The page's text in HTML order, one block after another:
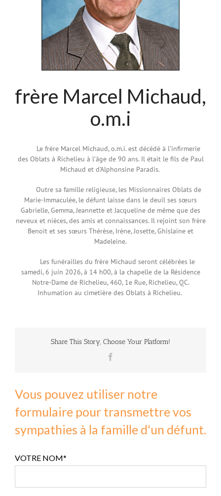
frère Marcel Michaud,
o.m.i
Le frère Marcel Michaud, o.m.i. est décédé à l’infirmerie
des Oblats à Richelieu à l’âge de 90 ans. Il était le fils de Paul
Michaud et d’Alphonsine Paradis.
Outre sa famille religieuse, les Missionnaires Oblats de
Marie-Immaculée, le défunt laisse dans le deuil ses sœurs
Gabrielle, Gemma, Jeannette et Jacqueline de même que des
neveux et nièces, des amis et connaissances. Il rejoint son frère
Benoit et ses sœurs Thérèse, Irène, Josette, Ghislaine et
Madeleine.
Les funérailles du frère Michaud seront célébrées le
samedi, 6 juin 2026, à 14 h00, à la chapelle de la Résidence
Notre-Dame de Richelieu, 460, 1eRue, Richelieu, QC.
Inhumation au cimetière des Oblats à Richelieu.
Share This Story, Choose Your Platform!
Vous pouvez utiliser notre
formulaire pour transmettre vos
sympathies à la famille d'un défunt.
VOTRE NOM*